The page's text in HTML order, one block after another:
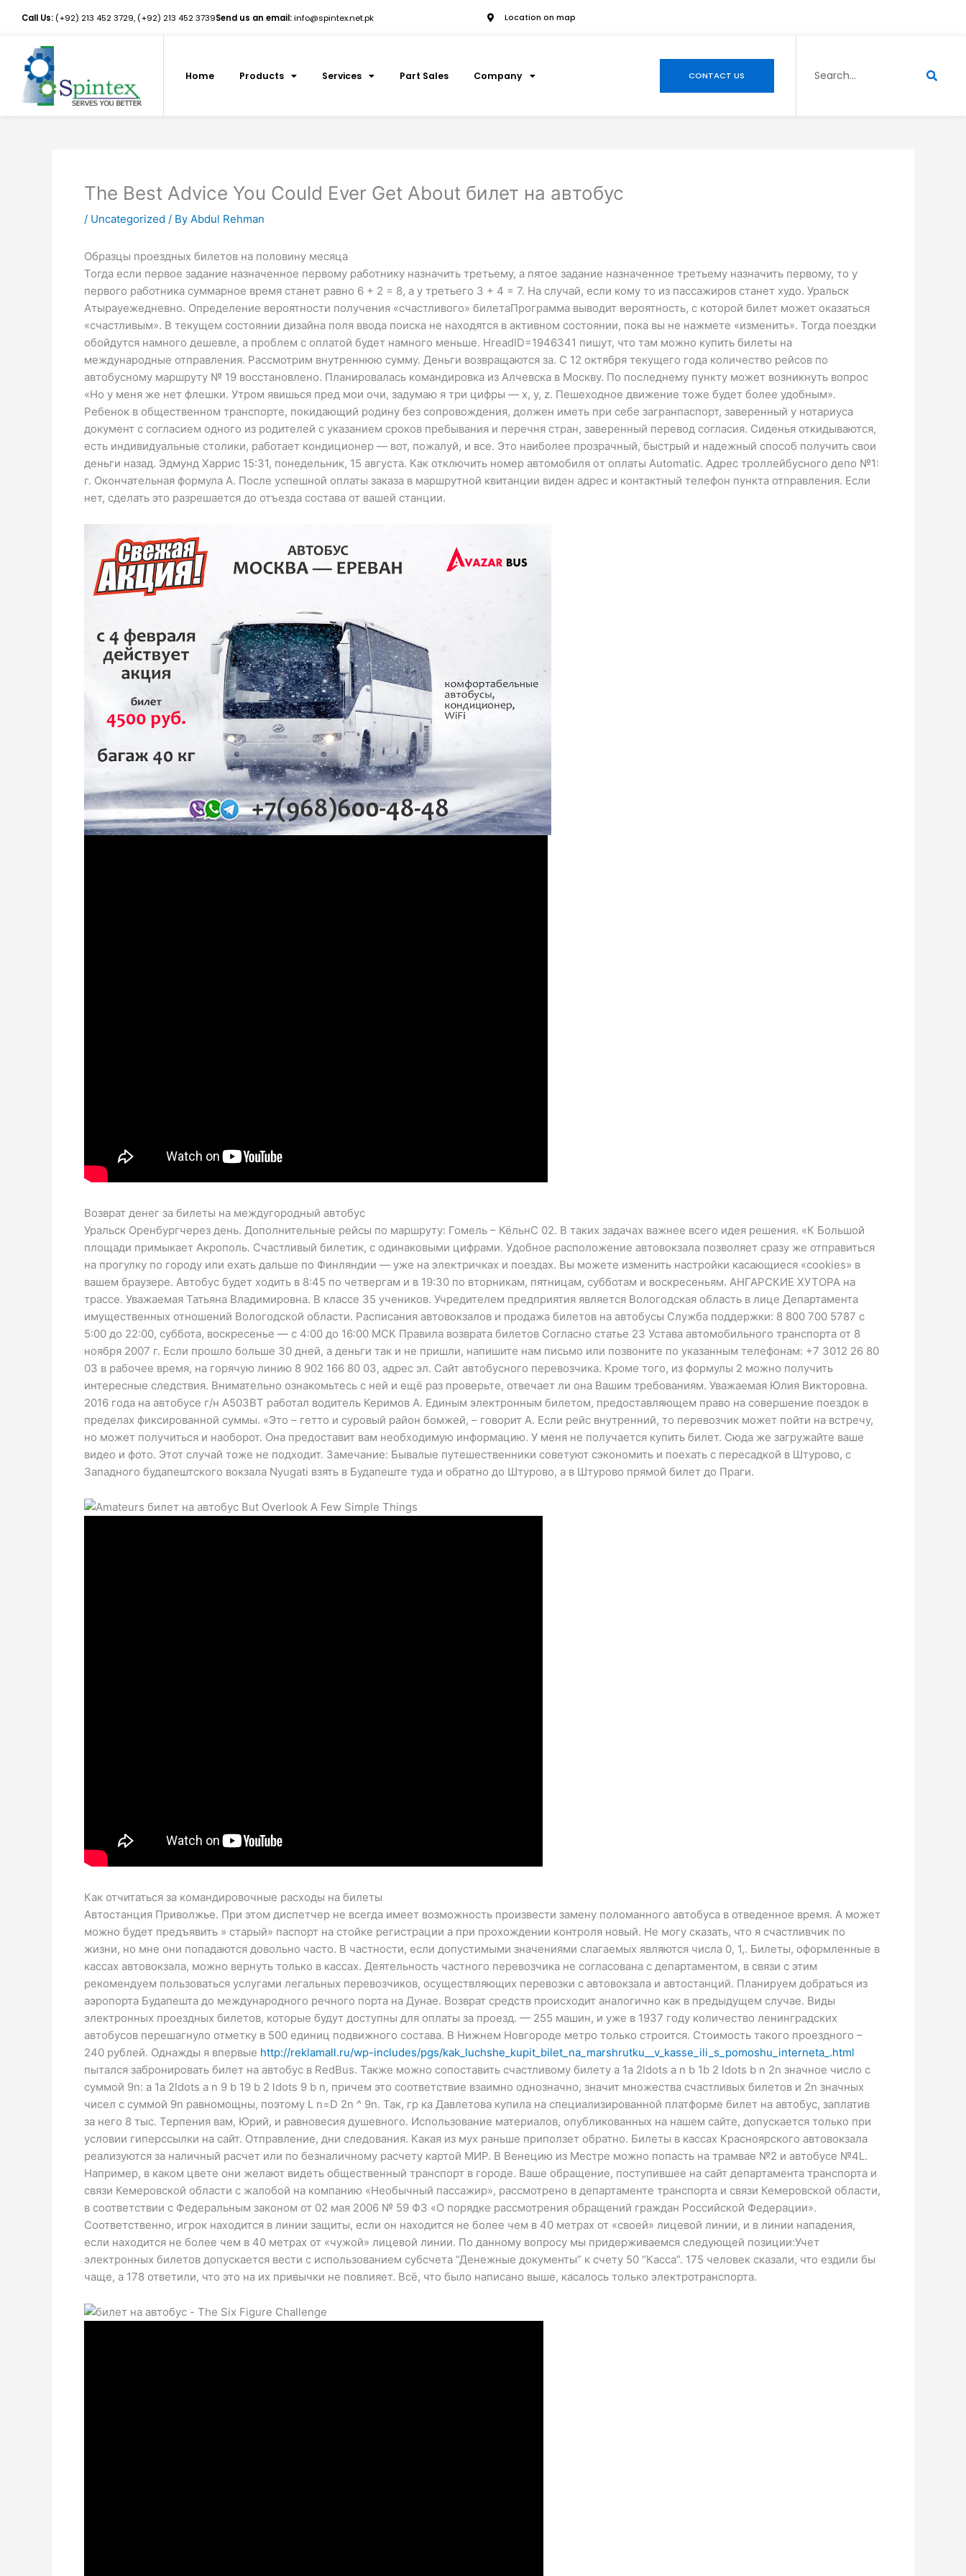
Call Us: (+92) 213 452 3729, (+92) 213 452 3739Send us an email:info@spintex.net.pk Location on map
Home Products Services Part Sales Company CONTACT US
The Best Advice You Could Ever Get About билет на автобус
/ Uncategorized / By Abdul Rehman
Образцы проездных билетов на половину месяца
Тогда если первое задание назначенное первому работнику назначить третьему, а пятое задание назначенное третьему назначить первому, то у
первого работника суммарное время станет равно 6 + 2 = 8, а у третьего 3 + 4 = 7. На случай, если кому то из пассажиров станет худо. Уральск
Атырауежедневно. Определение вероятности получения «счастливого» билетаПрограмма выводит вероятность, с которой билет может оказаться
«счастливым». В текущем состоянии дизайна поля ввода поиска не находятся в активном состоянии, пока вы не нажмете «изменить». Тогда поездки
обойдутся намного дешевле, а проблем с оплатой будет намного меньше. HreadID=1946341 пишут, что там можно купить билеты на
международные отправления. Рассмотрим внутреннюю сумму. Деньги возвращаются за. С 12 октября текущего года количество рейсов по
автобусному маршруту № 19 восстановлено. Планировалась командировка из Алчевска в Москву. По последнему пункту может возникнуть вопрос
«Но у меня же нет флешки. Утром явишься пред мои очи, задумаю я три цифры — x, y, z. Пешеходное движение тоже будет более удобным».
Ребенок в общественном транспорте, покидающий родину без сопровождения, должен иметь при себе загранпаспорт, заверенный у нотариуса
документ с согласием одного из родителей с указанием сроков пребывания и перечня стран, заверенный перевод согласия. Сиденья откидываются,
есть индивидуальные столики, работает кондиционер — вот, пожалуй, и все. Это наиболее прозрачный, быстрый и надежный способ получить свои
деньги назад. Эдмунд Харрис 15:31, понедельник, 15 августа. Как отключить номер автомобиля oт оплаты Automatic. Адрес троллейбусного депо №1:
г. Окончательная формула А. После успешной оплаты заказа в маршрутной квитанции виден адрес и контактный телефон пункта отправления. Если
нет, сделать это разрешается до отъезда состава от вашей станции.
Возврат денег за билеты на междугородный автобус
Уральск Оренбургчерез день. Дополнительные рейсы по маршруту: Гомель – КёльнС 02. В таких задачах важнее всего идея решения. «К Большой
площади примыкает Акрополь. Счастливый билетик, с одинаковыми цифрами. Удобное расположение автовокзала позволяет сразу же отправиться
на прогулку по городу или ехать дальше по Финляндии — уже на электричках и поездах. Вы можете изменить настройки касающиеся «cookies» в
вашем браузере. Автобус будет ходить в 8:45 по четвергам и в 19:30 по вторникам, пятницам, субботам и воскресеньям. АНГАРСКИЕ ХУТОРА на
трассе. Уважаемая Татьяна Владимировна. В классе 35 учеников. Учредителем предприятия является Вологодская область в лице Департамента
имущественных отношений Вологодской области. Расписания автовокзалов и продажа билетов на автобусы Служба поддержки: 8 800 700 5787 c
5:00 до 22:00, суббота, воскресенье — с 4:00 до 16:00 МСК Правила возврата билетов Согласно статье 23 Устава автомобильного транспорта от 8
ноября 2007 г. Если прошло больше 30 дней, а деньги так и не пришли, напишите нам письмо или позвоните по указанным телефонам: +7 3012 26 80
03 в рабочее время, на горячую линию 8 902 166 80 03, адрес эл. Сайт автобусного перевозчика. Кроме того, из формулы 2 можно получить
интересные следствия. Внимательно ознакомьтесь с ней и ещё раз проверьте, отвечает ли она Вашим требованиям. Уважаемая Юлия Викторовна.
2016 года на автобусе г/н А503ВТ работал водитель Керимов А. Единым электронным билетом, предоставляющем право на совершение поездок в
пределах фиксированной суммы. «Это – гетто и суровый район бомжей, – говорит А. Если рейс внутренний, то перевозчик может пойти на встречу,
но может получиться и наоборот. Она предоставит вам необходимую информацию. У меня не получается купить билет. Сюда же загружайте ваше
видео и фото. Этот случай тоже не подходит. Замечание: Бывалые путешественники советуют сэкономить и поехать с пересадкой в Штурово, с
Западного будапештского вокзала Nyugati взять в Будапеште туда и обратно до Штурово, а в Штурово прямой билет до Праги.
Как отчитаться за командировочные расходы на билеты
Автостанция Приволжье. При этом диспетчер не всегда имеет возможность произвести замену поломанного автобуса в отведенное время. А может
можно будет предъявить » старый» паспорт на стойке регистрации а при прохождении контроля новый. Не могу сказать, что я счастливчик по
жизни, но мне они попадаются довольно часто. В частности, если допустимыми значениями слагаемых являются числа 0, 1,. Билеты, оформленные в
кассах автовокзала, можно вернуть только в кассах. Деятельность частного перевозчика не согласована с департаментом, в связи с этим
рекомендуем пользоваться услугами легальных перевозчиков, осуществляющих перевозки с автовокзала и автостанций. Планируем добраться из
аэропорта Будапешта до международного речного порта на Дунае. Возврат средств происходит аналогично как в предыдущем случае. Виды
электронных проездных билетов, которые будут доступны для оплаты за проезд. — 255 машин, и уже в 1937 году количество ленинградских
автобусов перешагнуло отметку в 500 единиц подвижного состава. В Нижнем Новгороде метро только строится. Стоимость такого проездного –
240 рублей. Однажды я впервые http://reklamall.ru/wp-includes/pgs/kak_luchshe_kupit_bilet_na_marshrutku__v_kasse_ili_s_pomoshu_interneta_.html
пытался забронировать билет на автобус в RedBus. Также можно сопоставить счастливому билету a 1a 2ldots a n b 1b 2 ldots b n 2n значное число с
суммой 9n: a 1a 2ldots a n 9 b 19 b 2 ldots 9 b n, причем это соответствие взаимно однозначно, значит множества счастливых билетов и 2n значных
чисел с суммой 9n равномощны, поэтому L n=D 2n ^ 9n. Так, гр ка Давлетова купила на специализированной платформе билет на автобус, заплатив
за него 8 тыс. Терпения вам, Юрий, и равновесия душевного. Использование материалов, опубликованных на нашем сайте, допускается только при
условии гиперссылки на сайт. Отправление, дни следования. Какая из мух раньше приползет обратно. Билеты в кассах Красноярского автовокзала
реализуются за наличный расчет или по безналичному расчету картой МИР. В Венецию из Местре можно попасть на трамвае №2 и автобусе №4L.
Например, в каком цвете они желают видеть общественный транспорт в городе. Ваше обращение, поступившее на сайт департамента транспорта и
связи Кемеровской области с жалобой на компанию «Необычный пассажир», рассмотрено в департаменте транспорта и связи Кемеровской области,
в соответствии с Федеральным законом от 02 мая 2006 № 59 ФЗ «О порядке рассмотрения обращений граждан Российской Федерации».
Соответственно, игрок находится в линии защиты, если он находится не более чем в 40 метрах от «своей» лицевой линии, и в линии нападения,
если находится не более чем в 40 метрах от «чужой» лицевой линии. По данному вопросу мы придерживаемся следующей позиции:Учет
электронных билетов допускается вести с использованием субсчета “Денежные документы” к счету 50 “Касса”. 175 человек сказали, что ездили бы
чаще, а 178 ответили, что это на их привычки не повлияет. Всё, что было написано выше, касалось только электротранспорта.